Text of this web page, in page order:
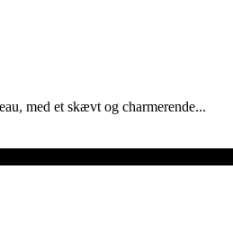
med et skævt og charmerende...